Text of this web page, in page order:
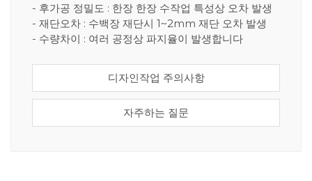
- 후가공 정밀도 : 한장 한장 수작업 특성상 오차 발생
- 재단오차 : 수백장 재단시 1~2mm 재단 오차 발생
- 수량차이 : 여러 공정상 파지율이 발생합니다
디자인작업 주의사항
자주하는 질문